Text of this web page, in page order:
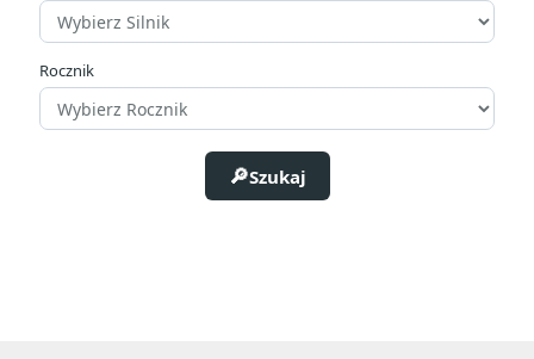
Widelec przedni
Rocznik
Szukaj